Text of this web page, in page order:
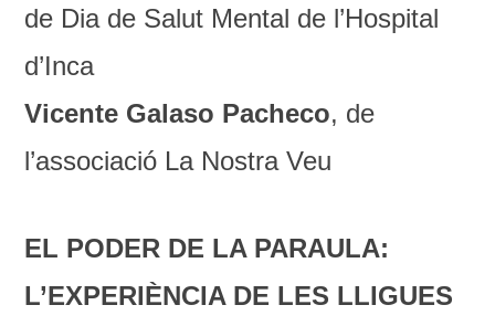
de Dia de Salut Mental de l’Hospital
d’Inca
Vicente Galaso Pacheco, de
l’associació La Nostra Veu
EL PODER DE LA PARAULA:
L’EXPERIÈNCIA DE LES LLIGUES